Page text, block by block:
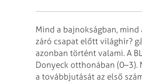
Mind a bajnokságban,
záró csapat előtt világhír?
azonban történt valami. A
Donyeck otthonában
a továbbjutását az első